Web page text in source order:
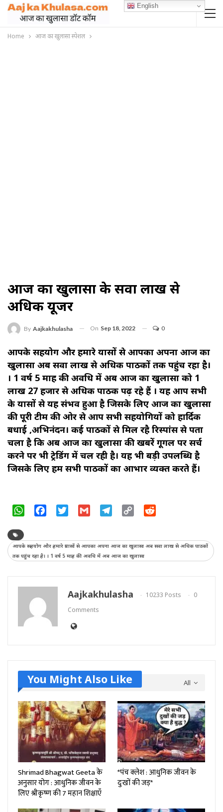
Home आज का खुलासा स्पेशल
आज का खुलासा के सवा लाख से
अधिक यूजर
By Aajkakhulasha On Sep 18, 2022 0
आपके सहयोग और हमारे प्रयासों से आपका अपना आज का
खुलासा अब सवा लाख से अधिक पाठकों तक पहुंच रहा है।
। 1 वर्ष 5 माह की अवधि में अब आज का खुलासा को 1
लाख 27 हजार से अधिक पाठक पढ़ रहे हैं । यह आप सभी
के प्रयासों से यह संभव हुआ है जिसके लिए आज का खुलासा
की पूरी टीम की ओर से आप सभी सहयोगियों को हार्दिक
बधाई ,अभिनंदन। कई पाठकों से मिल रहै रिस्पांस से पता
चला है कि अब आज का खुलासा की खबरें गूगल पर सर्च
करने पर भी ट्रेडिंग में चल रही है। यह भी बड़ी उपलब्धि है
जिसके लिए हम सभी पाठकों का आभार व्यक्त करते हैं।
WhatsAppFacebookTwitter Gmail Telegram
Copy
आपके सहयोग और हमारे प्रयासों से आपका अपना आज का खुलासा अब सवा लाख से अधिक पाठकों
तक पहुंच रहा है। । 1 वर्ष 5 माह की अवधि में अब आज का खुलासा
Aajkakhulasha 10233 Posts
0
Comments
All
You Might Also Like
Shrimad Bhagwat Geeta के
अनुसार योग : आधुनिक जीवन के
लिए श्रीकृष्ण की 7 महान शिक्षाएँ
*पंच क्लेश : आधुनिक जीवन के
दुःखों की जड़*
English